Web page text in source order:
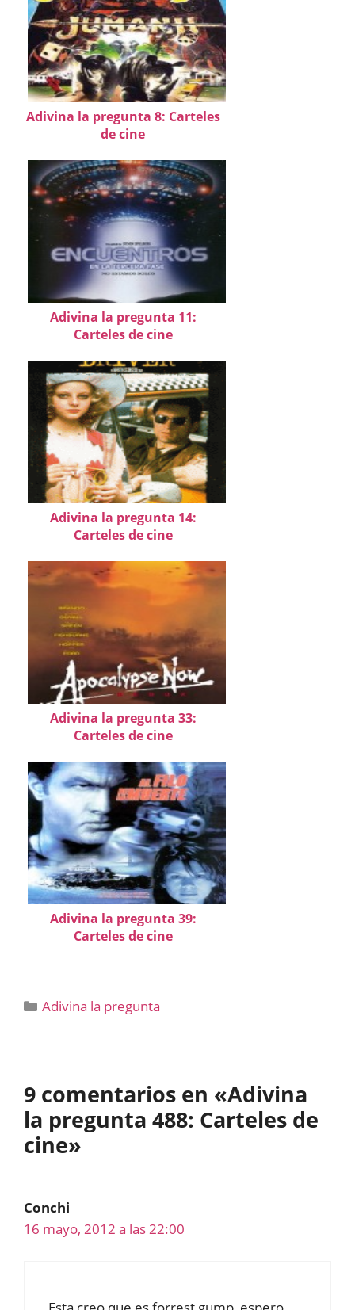
Adivina la pregunta 8: Carteles
de cine
Adivina la pregunta 11:
Carteles de cine
Adivina la pregunta 14:
Carteles de cine
Adivina la pregunta 33:
Carteles de cine
Adivina la pregunta 39:
Carteles de cine
Categorías
Adivina la pregunta
9 comentarios en «Adivina
la pregunta 488: Carteles de
cine»
Conchi
16 mayo, 2012 a las 22:00